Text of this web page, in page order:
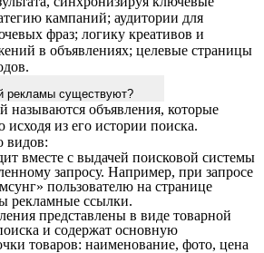
кампаний; аудитории для
фраз; логику креативов и
в объявлениях; целевые страницы
рекламы существуют?
называются объявления, которые
исходя из его истории поиска.
видов:
вместе с выдачей поисковой системы
запросу. Например, при запросе
пользователю на странице
рекламные ссылки.
представлены в виде товарной
и содержат основную
товаров: наименование, фото, цена